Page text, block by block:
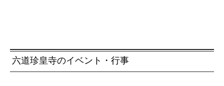
六道珍皇寺のイベント・行事